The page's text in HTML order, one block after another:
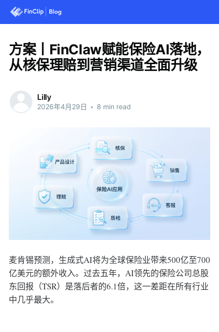
方案丨FinClaw赋能保险AI落地，
从核保理赔到营销渠道全面升级
Lilly
2026年4月29日 • 8 min read
麦肯锡预测，生成式AI将为全球保险业带来500亿至700
亿美元的额外收入。过去五年，AI领先的保险公司总股
东回报（TSR）是落后者的6.1倍，这一差距在所有行业
中几乎最大。